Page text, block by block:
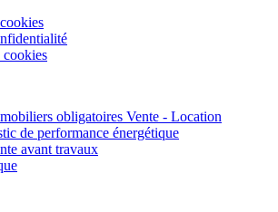
cookies
obligatoires Vente - Location
de performance énergétique
avant travaux